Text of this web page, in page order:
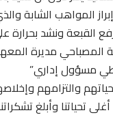
المواهب الشابة
القبعة ونشد
المصباحي مديرة
مسؤول إداري”
والتزامهم
تحياتنا وأبلغ